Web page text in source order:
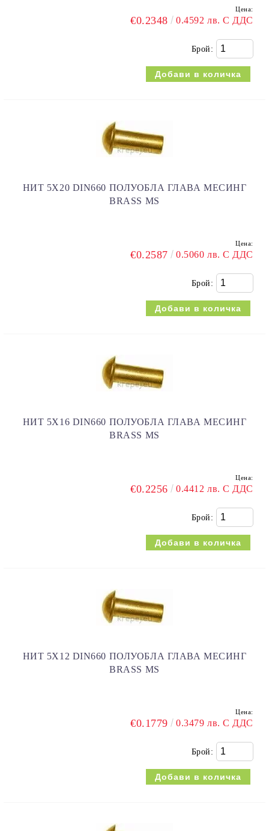
Цена:
€0.2348 0.4592 лв. С ДДС
Брой:
НИТ 5Х20 DIN660 ПОЛУОБЛА ГЛАВА МЕСИНГ
BRASS MS
Цена:
€0.2587 0.5060 лв. С ДДС
Брой:
НИТ 5Х16 DIN660 ПОЛУОБЛА ГЛАВА МЕСИНГ
BRASS MS
Цена:
€0.2256 0.4412 лв. С ДДС
Брой:
НИТ 5Х12 DIN660 ПОЛУОБЛА ГЛАВА МЕСИНГ
BRASS MS
Цена:
€0.1779 0.3479 лв. С ДДС
Брой: